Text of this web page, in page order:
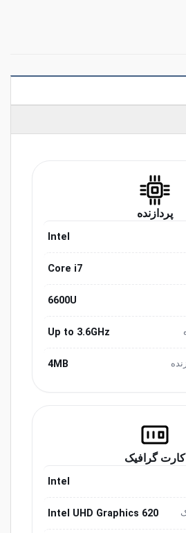
پردازنده
Intel
Core i7
6600U
Up to 3.6GHz
4MB
کارت گرافیک
Intel
Intel UHD Graphics 620